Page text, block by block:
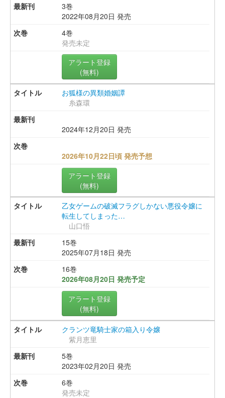
3巻
2022年08月20日 発売
4巻
発売未定
アラート登録
(無料)
お狐様の異類婚姻譚
糸森環
2024年12月20日 発売
2026年10月22日頃 発売予想
アラート登録
(無料)
乙女ゲームの破滅フラグしかない悪役令嬢に
転生してしまった…
山口悟
15巻
2025年07月18日 発売
16巻
2026年08月20日 発売予定
アラート登録
(無料)
クランツ竜騎士家の箱入り令嬢
紫月恵里
5巻
2023年02月20日 発売
6巻
発売未定